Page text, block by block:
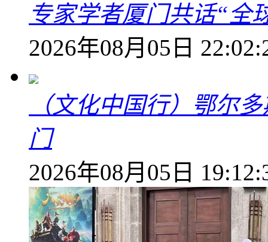
专家学者厦门共话“全
2026年08月05日
（文化中国行）鄂尔
门
2026年08月05日